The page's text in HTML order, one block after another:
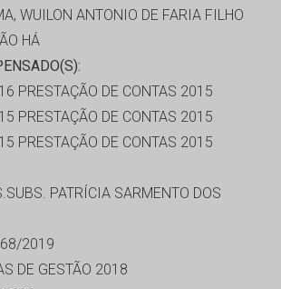
WUILON ANTONIO DE FARIA FILHO
HÁ
PRESTAÇÃO DE CONTAS 2015
PRESTAÇÃO DE CONTAS 2015
PRESTAÇÃO DE CONTAS 2015
PATRÍCIA SARMENTO DOS
2019
DE GESTÃO 2018